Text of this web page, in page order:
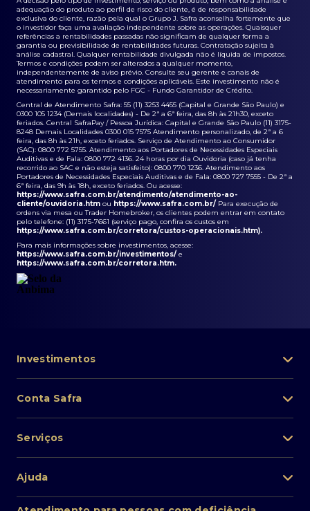
adequação do produto ao perfil de risco do cliente, é de responsabilidade
exclusiva do cliente, razão pela qual o Grupo J. Safra aconselha fortemente que
o investidor faça uma avaliação independente sobre as operações. Quaisquer
referências a rentabilidades passadas não significam de qualquer forma a
garantia ou previsibilidade de rentabilidades futuras. Contratação sujeita à
análise cadastral. Qualquer rentabilidade divulgada não é líquida de impostos.
Termos e condições podem ser alterados a qualquer momento,
independentemente de aviso prévio. Consulte seu gerente e canais de
atendimento para os termos e condições aplicáveis. Este investimento não é
necessariamente garantido pelo FGC - Fundo Garantidor de Crédito.
Central de Atendimento Safra: 55 (11) 3253 4455 (Capital e Grande São Paulo) e
0300 105 1234 (Demais localidades) - De 2ª a 6ª feira, das 8h às 21h30, exceto
feriados. Central SafraPay / Pessoa Jurídica: Capital e Grande São Paulo (11) 3175-
8248 Demais Localidades 0300 015 7575 Atendimento personalizado, de 2ª a 6
feira, das 8h às 21h, exceto feriados. Serviço de Atendimento ao Consumidor
(SAC): 0800 772 5755. Atendimento aos Portadores de Necessidades Especiais
Auditivas e de Fala: 0800 772 4136. 24 horas por dia Ouvidoria (caso já tenha
recorrido ao SAC e não esteja satisfeito): 0800 770 1236. Atendimento aos
Portadores de Necessidades Especiais Auditivas e de Fala: 0800 727 7555 - De 2ª a
6ª feira, das 9h às 18h, exceto feriados. Ou acesse:
https://www.safra.com.br/atendimento/atendimento-ao-
cliente/ouvidoria.htm ou https://www.safra.com.br/ Para execução de
ordens via mesa ou Trader Homebroker, os clientes podem entrar em contato
pelo telefone: (11) 3175-7661 (serviço pago, confira os custos em
https://www.safra.com.br/corretora/custos-operacionais.htm).
Para mais informações sobre investimentos, acesse:
https://www.safra.com.br/investimentos/ e
https://www.safra.com.br/corretora.htm.
Investimentos
Lista de fundos de investimento
Private Banking
Renda fixa
Conta Safra
Pessoa Física
Cartões
Empréstimos e financiamentos
Serviços
Perda/roubo de celular
Ajuda
Atendimento ao cliente